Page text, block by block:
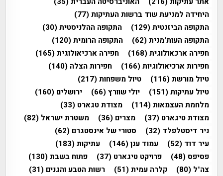
היחידה למניעת שוד ברשות העתיקות(77)
התקופה הביזנטית(129) התקופה ההלניסטית(30)
התקופה העות'מנית(62) התקופה הרומית(120)
חפירה ארכאולוגית(168) חפירה ארכיאולוגית(165)
חפירות ארכיאולוגיות(166) חפירות הצלה (140)
טיול מורשת(116) טיול משפחות(217)
טיול עתיקות(151) יולי שוורץ(66) ירושלים (160)
מלחמת העצמאות(114) מצודת טגארט (33)
מצודת טיגארט (37) מצרים (36) משטרת ישראל (82)
ניר דיסטלפלד (32) סטורי של אינסטגרם (62)
עיר דוד (52) עמוד ענן(146) עתיקות(183)
פסיפס(48) פרויקט טיגארט (37) פתוח בשבת(130)
צה"ל (80) קלרה עמית(51) רשות הטבע והגנים (31)